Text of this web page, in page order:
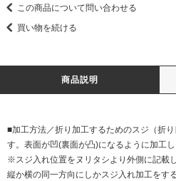
この商品について問い合わせる
買い物を続ける
商品説明
■加工方法／折り加工するためのスジ（折
す。表面が凹(裏面が凸)になるように加工し
※スジ入れ位置をヌリタシより外側に記載
縦か横の同一方向にしかスジ入れ加工をす